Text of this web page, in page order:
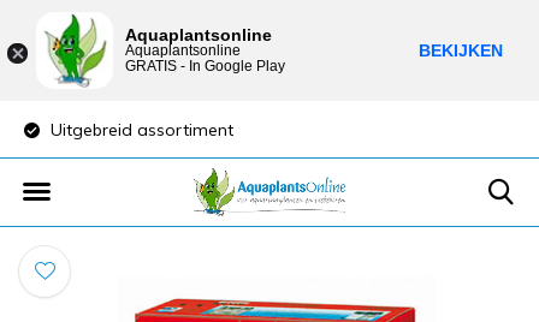
Uitgebreid assortiment
Aquaplantsonline
Aquaplantsonline
GRATIS - In Google Play
BEKIJKEN